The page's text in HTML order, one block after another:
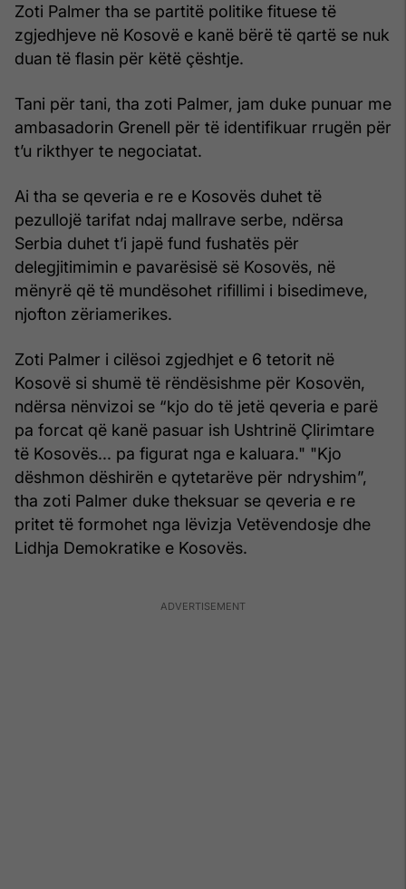
Zoti Palmer tha se partitë politike fituese të
zgjedhjeve në Kosovë e kanë bërë të qartë se nuk
duan të flasin për këtë çështje.
Tani për tani, tha zoti Palmer, jam duke punuar me
ambasadorin Grenell për të identifikuar rrugën për
t’u rikthyer te negociatat.
Ai tha se qeveria e re e Kosovës duhet të
pezullojë tarifat ndaj mallrave serbe, ndërsa
Serbia duhet t’i japë fund fushatës për
delegjitimimin e pavarësisë së Kosovës, në
mënyrë që të mundësohet rifillimi i bisedimeve,
njofton zëriamerikes.
Zoti Palmer i cilësoi zgjedhjet e 6 tetorit në
Kosovë si shumë të rëndësishme për Kosovën,
ndërsa nënvizoi se “kjo do të jetë qeveria e parë
pa forcat që kanë pasuar ish Ushtrinë Çlirimtare
të Kosovës... pa figurat nga e kaluara." "Kjo
dëshmon dëshirën e qytetarëve për ndryshim”,
tha zoti Palmer duke theksuar se qeveria e re
pritet të formohet nga lëvizja Vetëvendosje dhe
Lidhja Demokratike e Kosovës.